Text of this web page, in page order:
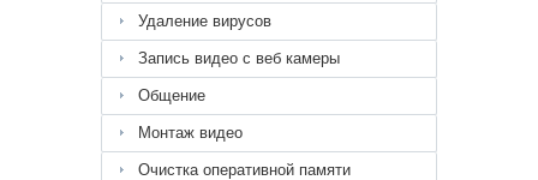
Удаление вирусов
Запись видео с веб камеры
Общение
Монтаж видео
Очистка оперативной памяти